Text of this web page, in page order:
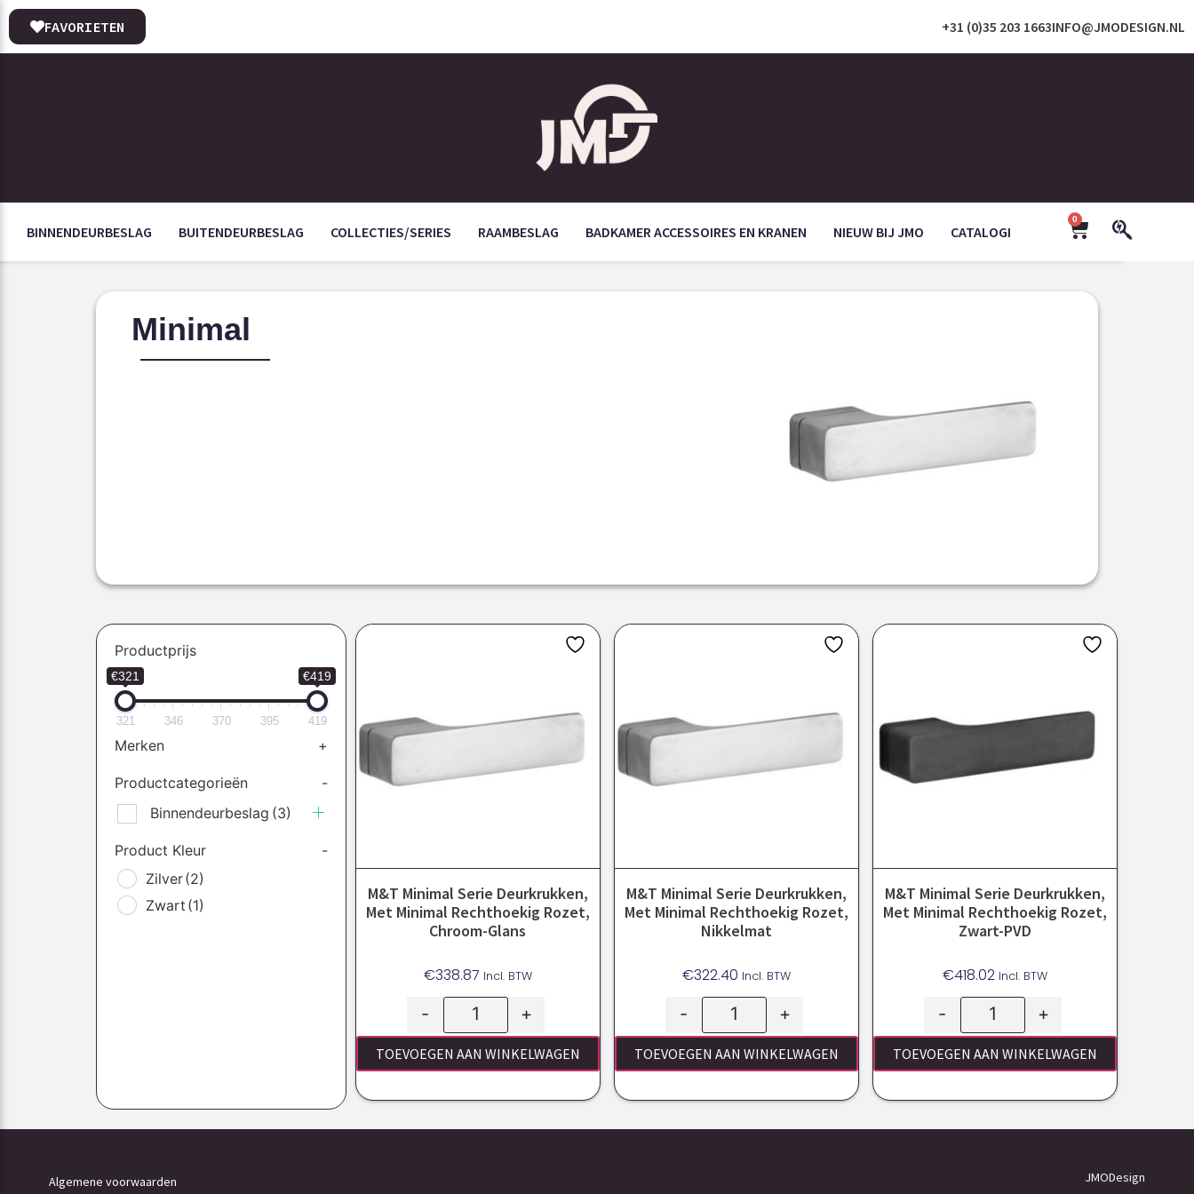
INFO@JMODESIGN.NL
+31 (0)35 203 1663
FAVORIETEN
BINNENDEURBESLAG BUITENDEURBESLAG COLLECTIES/SERIES RAAMBESLAG BADKAMER ACCESSOIRES EN KRANEN NIEUW BIJ JMO CATALOGI
0
Minimal
Productprijs
€321 €419
321 346 370 395 419
Merken +
Productcategorieën
-
Binnendeurbeslag (3)
Product Kleur
-
Zilver(2)
Zwart (1)
M&T Minimal Serie Deurkrukken,
Met Minimal Rechthoekig Rozet,
Chroom-Glans
€338.87 Incl. BTW
- +
TOEVOEGEN AAN WINKELWAGEN
M&T Minimal Serie Deurkrukken,
Met Minimal Rechthoekig Rozet,
Nikkelmat
€322.40 Incl. BTW
- +
TOEVOEGEN AAN WINKELWAGEN
M&T Minimal Serie Deurkrukken,
Met Minimal Rechthoekig Rozet,
Zwart-PVD
€418.02 Incl. BTW
- +
TOEVOEGEN AAN WINKELWAGEN
Algemene voorwaarden JMODesign